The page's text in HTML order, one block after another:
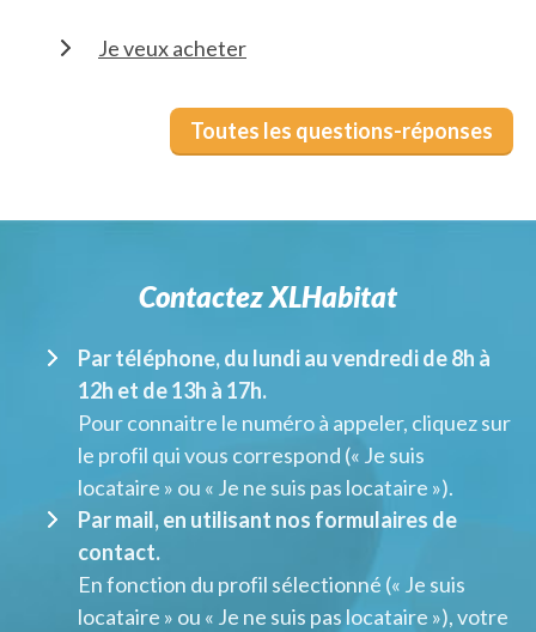
Je veux acheter
Toutes les questions-réponses
Contactez XLHabitat
Par téléphone, du lundi au vendredi de 8h à
12h et de 13h à 17h.
Pour connaitre le numéro à appeler, cliquez sur
le profil qui vous correspond (« Je suis
locataire » ou « Je ne suis pas locataire »).
Par mail, en utilisant nos formulaires de
contact.
En fonction du profil sélectionné (« Je suis
locataire » ou « Je ne suis pas locataire »), votre